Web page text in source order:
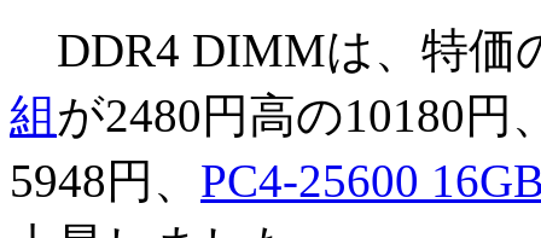
DDR4 DIMMは、特価
組が2480円高の10180円
5948円、 PC4-25600